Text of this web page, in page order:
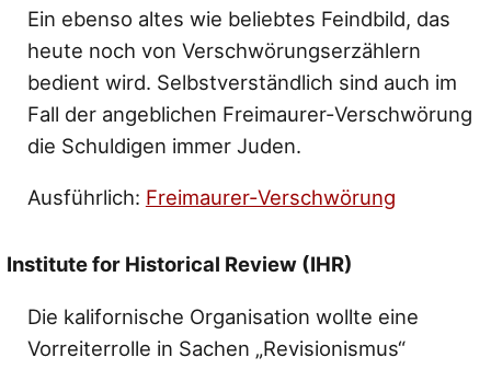
Ein ebenso altes wie beliebtes Feindbild, das
heute noch von Verschwörungserzählern
bedient wird. Selbstverständlich sind auch im
Fall der angeblichen Freimaurer-Verschwörung
die Schuldigen immer Juden.
Ausführlich: Freimaurer-Verschwörung
Institute for Historical Review (IHR)
Die kalifornische Organisation wollte eine
Vorreiterrolle in Sachen „Revisionismus“